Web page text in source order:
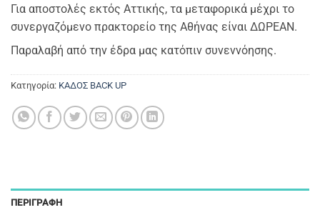
Για αποστολές εκτός Αττικής, τα μεταφορικά μέχρι το
συνεργαζόμενο πρακτορείο της Αθήνας είναι ΔΩΡΕΑΝ.
Παραλαβή από την έδρα μας κατόπιν συνεννόησης.
Κατηγορία: ΚΑΔΟΣ BACK UP
ΠΕΡΙΓΡΑΦΉ